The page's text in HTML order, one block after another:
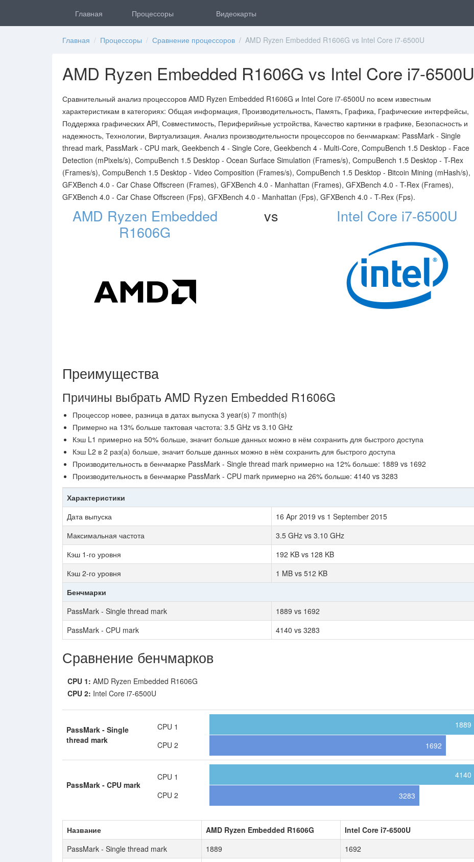
Главная Процессоры Видеокарты
Главная / Процессоры / Сравнение процессоров / AMD Ryzen Embedded R1606G vs Intel Core i7-6500U
AMD Ryzen Embedded R1606G vs Intel Core i7-6500U
Сравнительный анализ процессоров AMD Ryzen Embedded R1606G и Intel Core i7-6500U по всем известным
характеристикам в категориях: Общая информация, Производительность, Память, Графика, Графические интерфейсы,
Поддержка графических API, Совместимость, Периферийные устройства, Качество картинки в графике, Безопасность и
надежность, Технологии, Виртуализация. Анализ производительности процессоров по бенчмаркам: PassMark - Single
thread mark, PassMark - CPU mark, Geekbench 4 - Single Core, Geekbench 4 - Multi-Core, CompuBench 1.5 Desktop - Face
Detection (mPixels/s), CompuBench 1.5 Desktop - Ocean Surface Simulation (Frames/s), CompuBench 1.5 Desktop - T-Rex
(Frames/s), CompuBench 1.5 Desktop - Video Composition (Frames/s), CompuBench 1.5 Desktop - Bitcoin Mining (mHash/s),
GFXBench 4.0 - Car Chase Offscreen (Frames), GFXBench 4.0 - Manhattan (Frames), GFXBench 4.0 - T-Rex (Frames),
GFXBench 4.0 - Car Chase Offscreen (Fps), GFXBench 4.0 - Manhattan (Fps), GFXBench 4.0 - T-Rex (Fps).
AMD Ryzen Embedded
R1606G
vs Intel Core i7-6500U
Преимущества
Причины выбрать AMD Ryzen Embedded R1606G
Процессор новее, разница в датах выпуска 3 year(s) 7 month(s)
Примерно на 13% больше тактовая частота: 3.5 GHz vs 3.10 GHz
Кэш L1 примерно на 50% больше, значит больше данных можно в нём сохранить для быстрого доступа
Кэш L2 в 2 раз(а) больше, значит больше данных можно в нём сохранить для быстрого доступа
Производительность в бенчмарке PassMark - Single thread mark примерно на 12% больше: 1889 vs 1692
Производительность в бенчмарке PassMark - CPU mark примерно на 26% больше: 4140 vs 3283
Характеристики
Дата выпуска
16 Apr 2019 vs 1 September 2015
Максимальная частота
3.5 GHz vs 3.10 GHz
Кэш 1-го уровня
192 KB vs 128 KB
Кэш 2-го уровня
1 MB vs 512 KB
Бенчмарки
PassMark - Single thread mark
1889 vs 1692
PassMark - CPU mark
4140 vs 3283
Сравнение бенчмарков
CPU 1: AMD Ryzen Embedded R1606G
CPU 2: Intel Core i7-6500U
PassMark - Single
thread mark
CPU 1
CPU 2
1889
1692
PassMark - CPU mark
CPU 1
CPU 2
4140
3283
Название AMD Ryzen Embedded R1606G
Intel Core i7-6500U
PassMark - Single thread mark
1889
1692